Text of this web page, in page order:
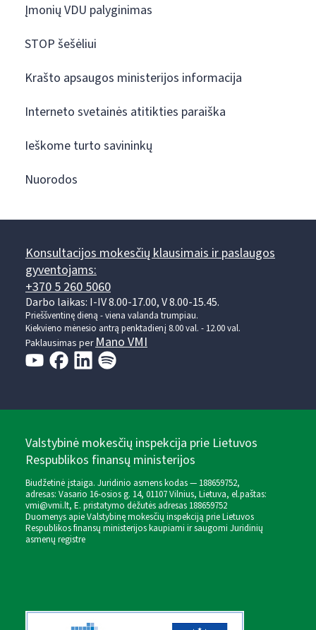
Įmonių VDU palyginimas
STOP šešėliui
Krašto apsaugos ministerijos informacija
Interneto svetainės atitikties paraiška
Ieškome turto savininkų
Nuorodos
Konsultacijos mokesčių klausimais ir paslaugos
gyventojams:
+370 5 260 5060
Darbo laikas: I-IV 8.00-17.00, V 8.00-15.45.
Prieššventinę dieną - viena valanda trumpiau.
Kiekvieno mėnesio antrą penktadienį 8.00 val. - 12.00 val.
Paklausimas per Mano VMI
Valstybinė mokesčių inspekcija prie Lietuvos
Respublikos finansų ministerijos
Biudžetinė įstaiga. Juridinio asmens kodas — 188659752,
adresas: Vasario 16-osios g. 14, 01107 Vilnius, Lietuva, el.paštas:
vmi@vmi.lt, E. pristatymo dėžutės adresas 188659752
Duomenys apie Valstybinę mokesčių inspekciją prie Lietuvos
Respublikos finansų ministerijos kaupiami ir saugomi Juridinių
asmenų registre